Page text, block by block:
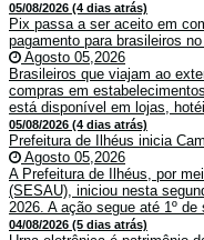
05/08/2026 (4 dias atrás)
Pix passa a ser aceito em
pagamento para brasileiros
Agosto 05,2026
Brasileiros que viajam ao
compras em
está disponível em lojas,
05/08/2026 (4 dias atrás)
Prefeitura de Ilhéus inicia
Agosto 05,2026
A Prefeitura de Ilhéus, por
(SESAU), iniciou nesta
2026. A ação segue até 1º
04/08/2026 (5 dias atrás)